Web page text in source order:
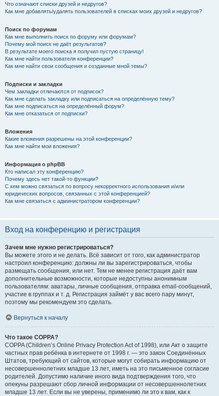
Что означают списки друзей и недругов?
Как мне добавлять/удалять пользователей в списках моих друзей и недругов?
Поиск по форумам
Как мне выполнить поиск по форуму или форумам?
Почему мой поиск не даёт результатов?
В результате моего поиска я получил пустую страницу!
Как мне найти пользователя конференции?
Как мне найти свои сообщения и созданные мной темы?
Подписки и закладки
Чем закладки отличаются от подписок?
Как мне сделать закладку или подписаться на определённую тему?
Как мне подписаться на определённый форум?
Как мне отказаться от подписки?
Вложения
Какие вложения разрешены на этой конференции?
Как мне найти мои вложения?
Информация о phpBB
Кто написал эту конференцию?
Почему здесь нет такой-то функции?
С кем можно связаться по вопросу некорректного использования и/или
юридических вопросов, связанных с этой конференцией?
Как мне связаться с администратором конференции?
Вход на конференцию и регистрация
Зачем мне нужно регистрироваться?
Вы можете этого и не делать. Всё зависит от того, как администратор
настроил конференцию: должны ли вы зарегистрироваться, чтобы
размещать сообщения, или нет. Тем не менее регистрация даёт вам
дополнительные возможности, которые недоступны анонимным
пользователям: аватары, личные сообщения, отправка email-сообщений,
участие в группах и т. д. Регистрация займёт у вас всего пару минут,
поэтому мы рекомендуем это сделать.
Вернуться к началу
Что такое COPPA?
COPPA (Children’s Online Privacy Protection Act of 1998), или Акт о защите
частных прав ребёнка в интернете от 1998 г. — это закон Соединённых
Штатов, требующий от сайтов, которые могут собирать информацию от
несовершеннолетних младше 13 лет, иметь на это письменное согласие
родителей. Допустимо наличие иного вида подтверждения того, что
опекуны разрешают сбор личной информации от несовершеннолетних
младше 13 лет. Если вы не уверены, применимо ли это к вам, как к